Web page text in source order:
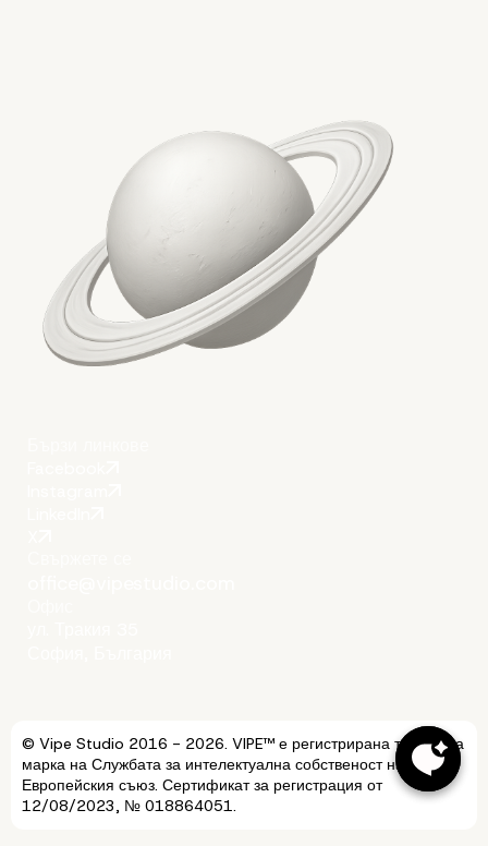
за образователни
платформи
© Vipe Studio 2016 - 2026. VIPE™ е регистрирана търговска
марка на Службата за интелектуална собственост на
Европейския съюз. Сертификат за регистрация от
12/08/2023, № 018864051.